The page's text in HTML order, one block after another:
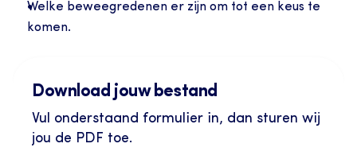
Welke beweegredenen er zijn om tot een keus te
komen.
Download jouw bestand
Vul onderstaand formulier in, dan sturen wij
jou de PDF toe.